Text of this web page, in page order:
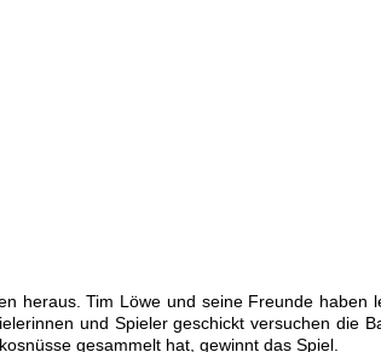
heraus. Tim Löwe und seine Freunde
und Spieler geschickt versuchen die
gesammelt hat, gewinnt das Spiel.